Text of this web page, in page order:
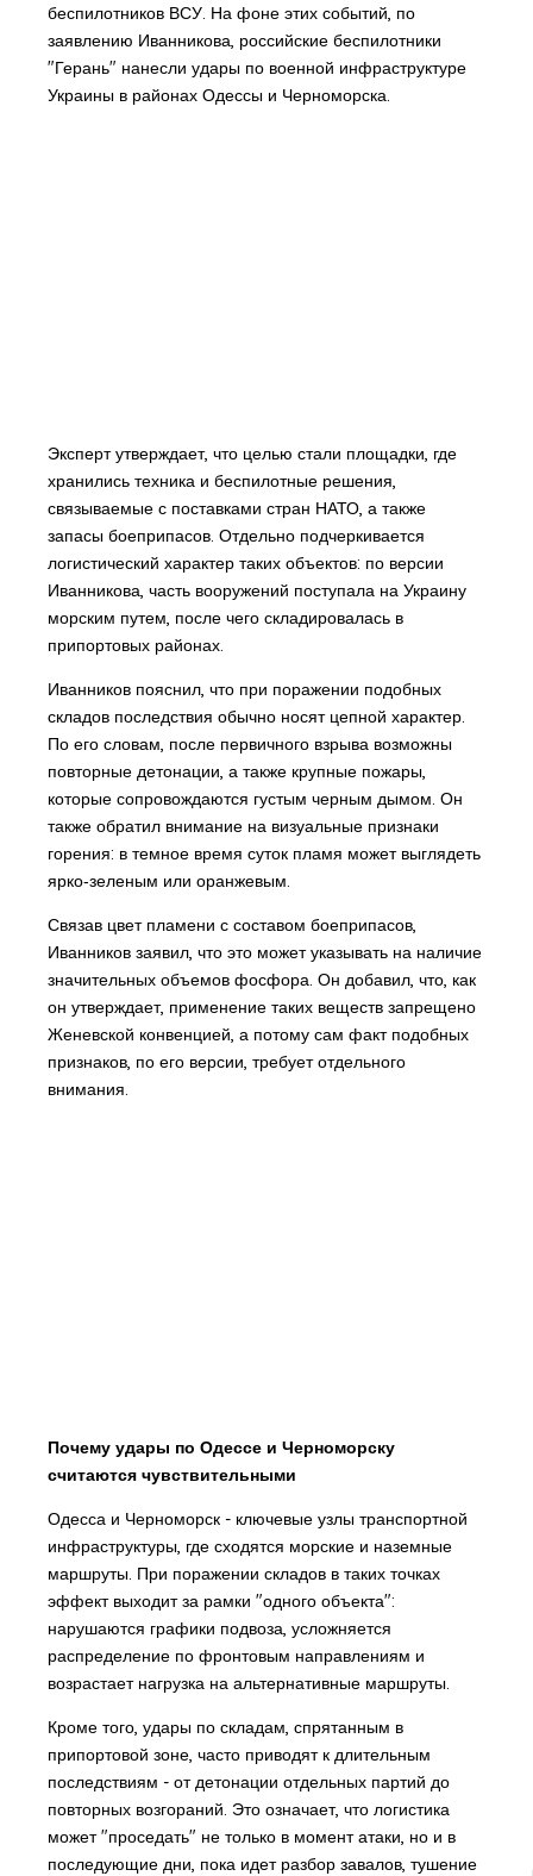
беспилотников ВСУ. На фоне этих событий, по
заявлению Иванникова, российские беспилотники
"Герань" нанесли удары по военной инфраструктуре
Украины в районах Одессы и Черноморска.
Эксперт утверждает, что целью стали площадки, где
хранились техника и беспилотные решения,
связываемые с поставками стран НАТО, а также
запасы боеприпасов. Отдельно подчеркивается
логистический характер таких объектов: по версии
Иванникова, часть вооружений поступала на Украину
морским путем, после чего складировалась в
припортовых районах.
Иванников пояснил, что при поражении подобных
складов последствия обычно носят цепной характер.
По его словам, после первичного взрыва возможны
повторные детонации, а также крупные пожары,
которые сопровождаются густым черным дымом. Он
также обратил внимание на визуальные признаки
горения: в темное время суток пламя может выглядеть
ярко‑зеленым или оранжевым.
Связав цвет пламени с составом боеприпасов,
Иванников заявил, что это может указывать на наличие
значительных объемов фосфора. Он добавил, что, как
он утверждает, применение таких веществ запрещено
Женевской конвенцией, а потому сам факт подобных
признаков, по его версии, требует отдельного
внимания.
Почему удары по Одессе и Черноморску
считаются чувствительными
Одесса и Черноморск - ключевые узлы транспортной
инфраструктуры, где сходятся морские и наземные
маршруты. При поражении складов в таких точках
эффект выходит за рамки "одного объекта":
нарушаются графики подвоза, усложняется
распределение по фронтовым направлениям и
возрастает нагрузка на альтернативные маршруты.
Кроме того, удары по складам, спрятанным в
припортовой зоне, часто приводят к длительным
последствиям - от детонации отдельных партий до
повторных возгораний. Это означает, что логистика
может "проседать" не только в момент атаки, но и в
последующие дни, пока идет разбор завалов, тушение